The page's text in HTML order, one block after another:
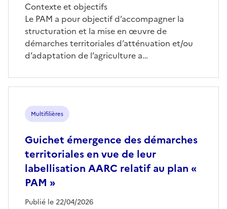
Contexte et objectifs
Le PAM a pour objectif d’accompagner la
structuration et la mise en œuvre de
démarches territoriales d’atténuation et/ou
d’adaptation de l’agriculture a…
Multifilières
Guichet émergence des démarches
territoriales en vue de leur
labellisation AARC relatif au plan «
PAM »
Publié le 22/04/2026